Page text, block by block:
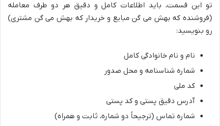
تو این قسمت، باید اطلاعات کامل و دقیق هر دو طرف معامله
(فروشنده که بهش می گن مبایع و خریدار که بهش می گن مشتری)
رو بنویسید:
نام و نام خانوادگی کامل
شماره شناسنامه و محل صدور
کد ملی
آدرس دقیق پستی و کد پستی
شماره تماس (ترجیحاً دو شماره، ثابت و همراه)